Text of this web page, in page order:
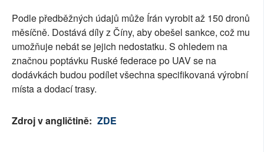
Podle předběžných údajů může Írán vyrobit až 150 dronů
měsíčně. Dostává díly z Číny, aby obešel sankce, což mu
umožňuje nebát se jejich nedostatku. S ohledem na
značnou poptávku Ruské federace po UAV se na
dodávkách budou podílet všechna specifikovaná výrobní
místa a dodací trasy.
Zdroj v angličtině: ZDE